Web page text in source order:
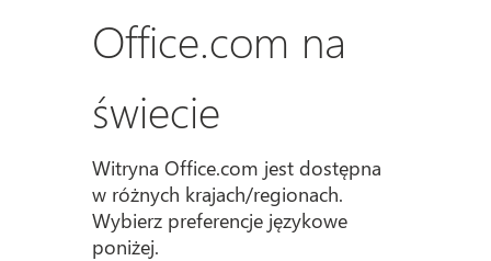
Office.com na
świecie
Witryna Office.com jest dostępna
w różnych krajach/regionach.
Wybierz preferencje językowe
poniżej.